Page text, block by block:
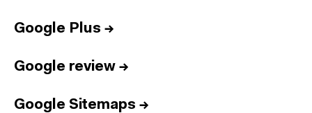
Google Plus →
Google review →
Google Sitemaps →